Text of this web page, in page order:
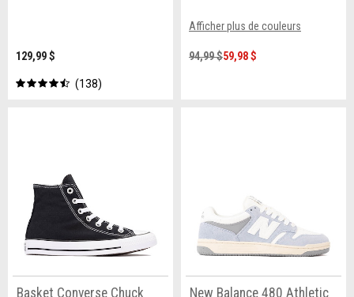
129,99 $
138
Afficher plus de couleurs
94,99 $59,98 $
Basket Converse Chuck New Balance 480 Athletic